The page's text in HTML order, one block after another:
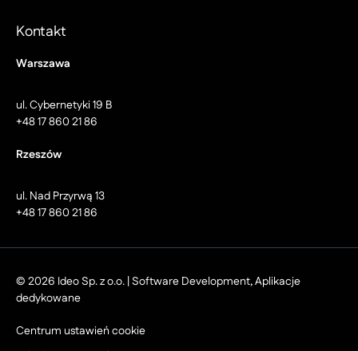
Kontakt
Warszawa
ul. Cybernetyki 19 B
+48 17 860 21 86
Rzeszów
ul. Nad Przyrwą 13
+48 17 860 21 86
© 2026 Ideo Sp. z o.o. | Software Development, Aplikacje
dedykowane
Centrum ustawień cookie